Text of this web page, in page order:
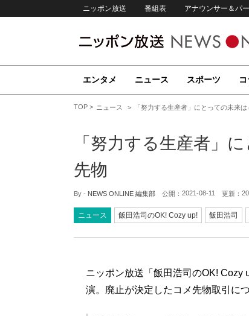
ニッポン放送 番組表 アナウンサー＆パ
エンタメ ニュース スポーツ
TOP ニュース 「努力する生産者」にとっての未来
「努力する生産者」
先物
By - NEWS ONLINE 編集部 公開： 2021-08-11 更新：
ニュース 飯田浩司のOK! Cozy up! 飯田浩司
ニッポン放送「飯田浩司のOK! Cozy
演。廃止が決定したコメ先物取引に